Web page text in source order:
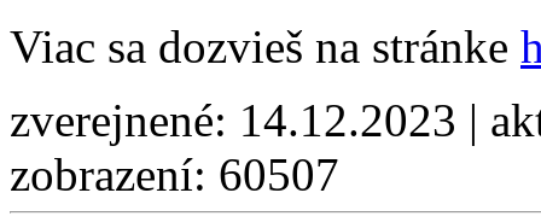
Viac sa dozvieš na stránke
zverejnené: 14.12.2023 |
zobrazení: 60507